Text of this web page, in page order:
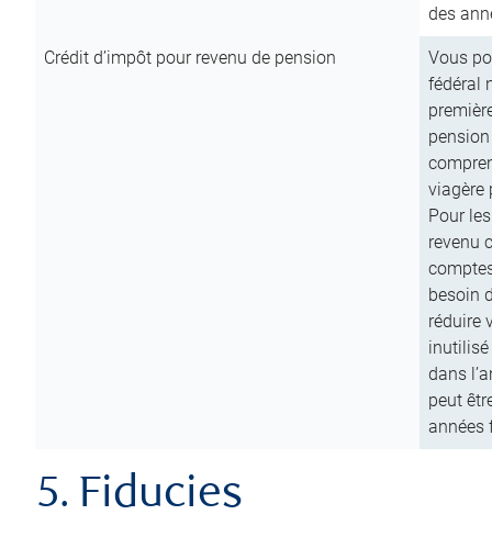
des
Crédit d’impôt pour revenu de pension
Vous
fédéral
viagère
Pour
revenu
besoin
réduire
inutilisé
dans
peut
années
5. Fiducies